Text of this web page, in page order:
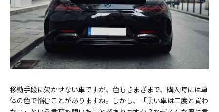
移動手段に欠かせない車ですが、色もさまざまで、購入時には車
体の色で悩むことがありますね。しかし、「黒い車は二度と買わ